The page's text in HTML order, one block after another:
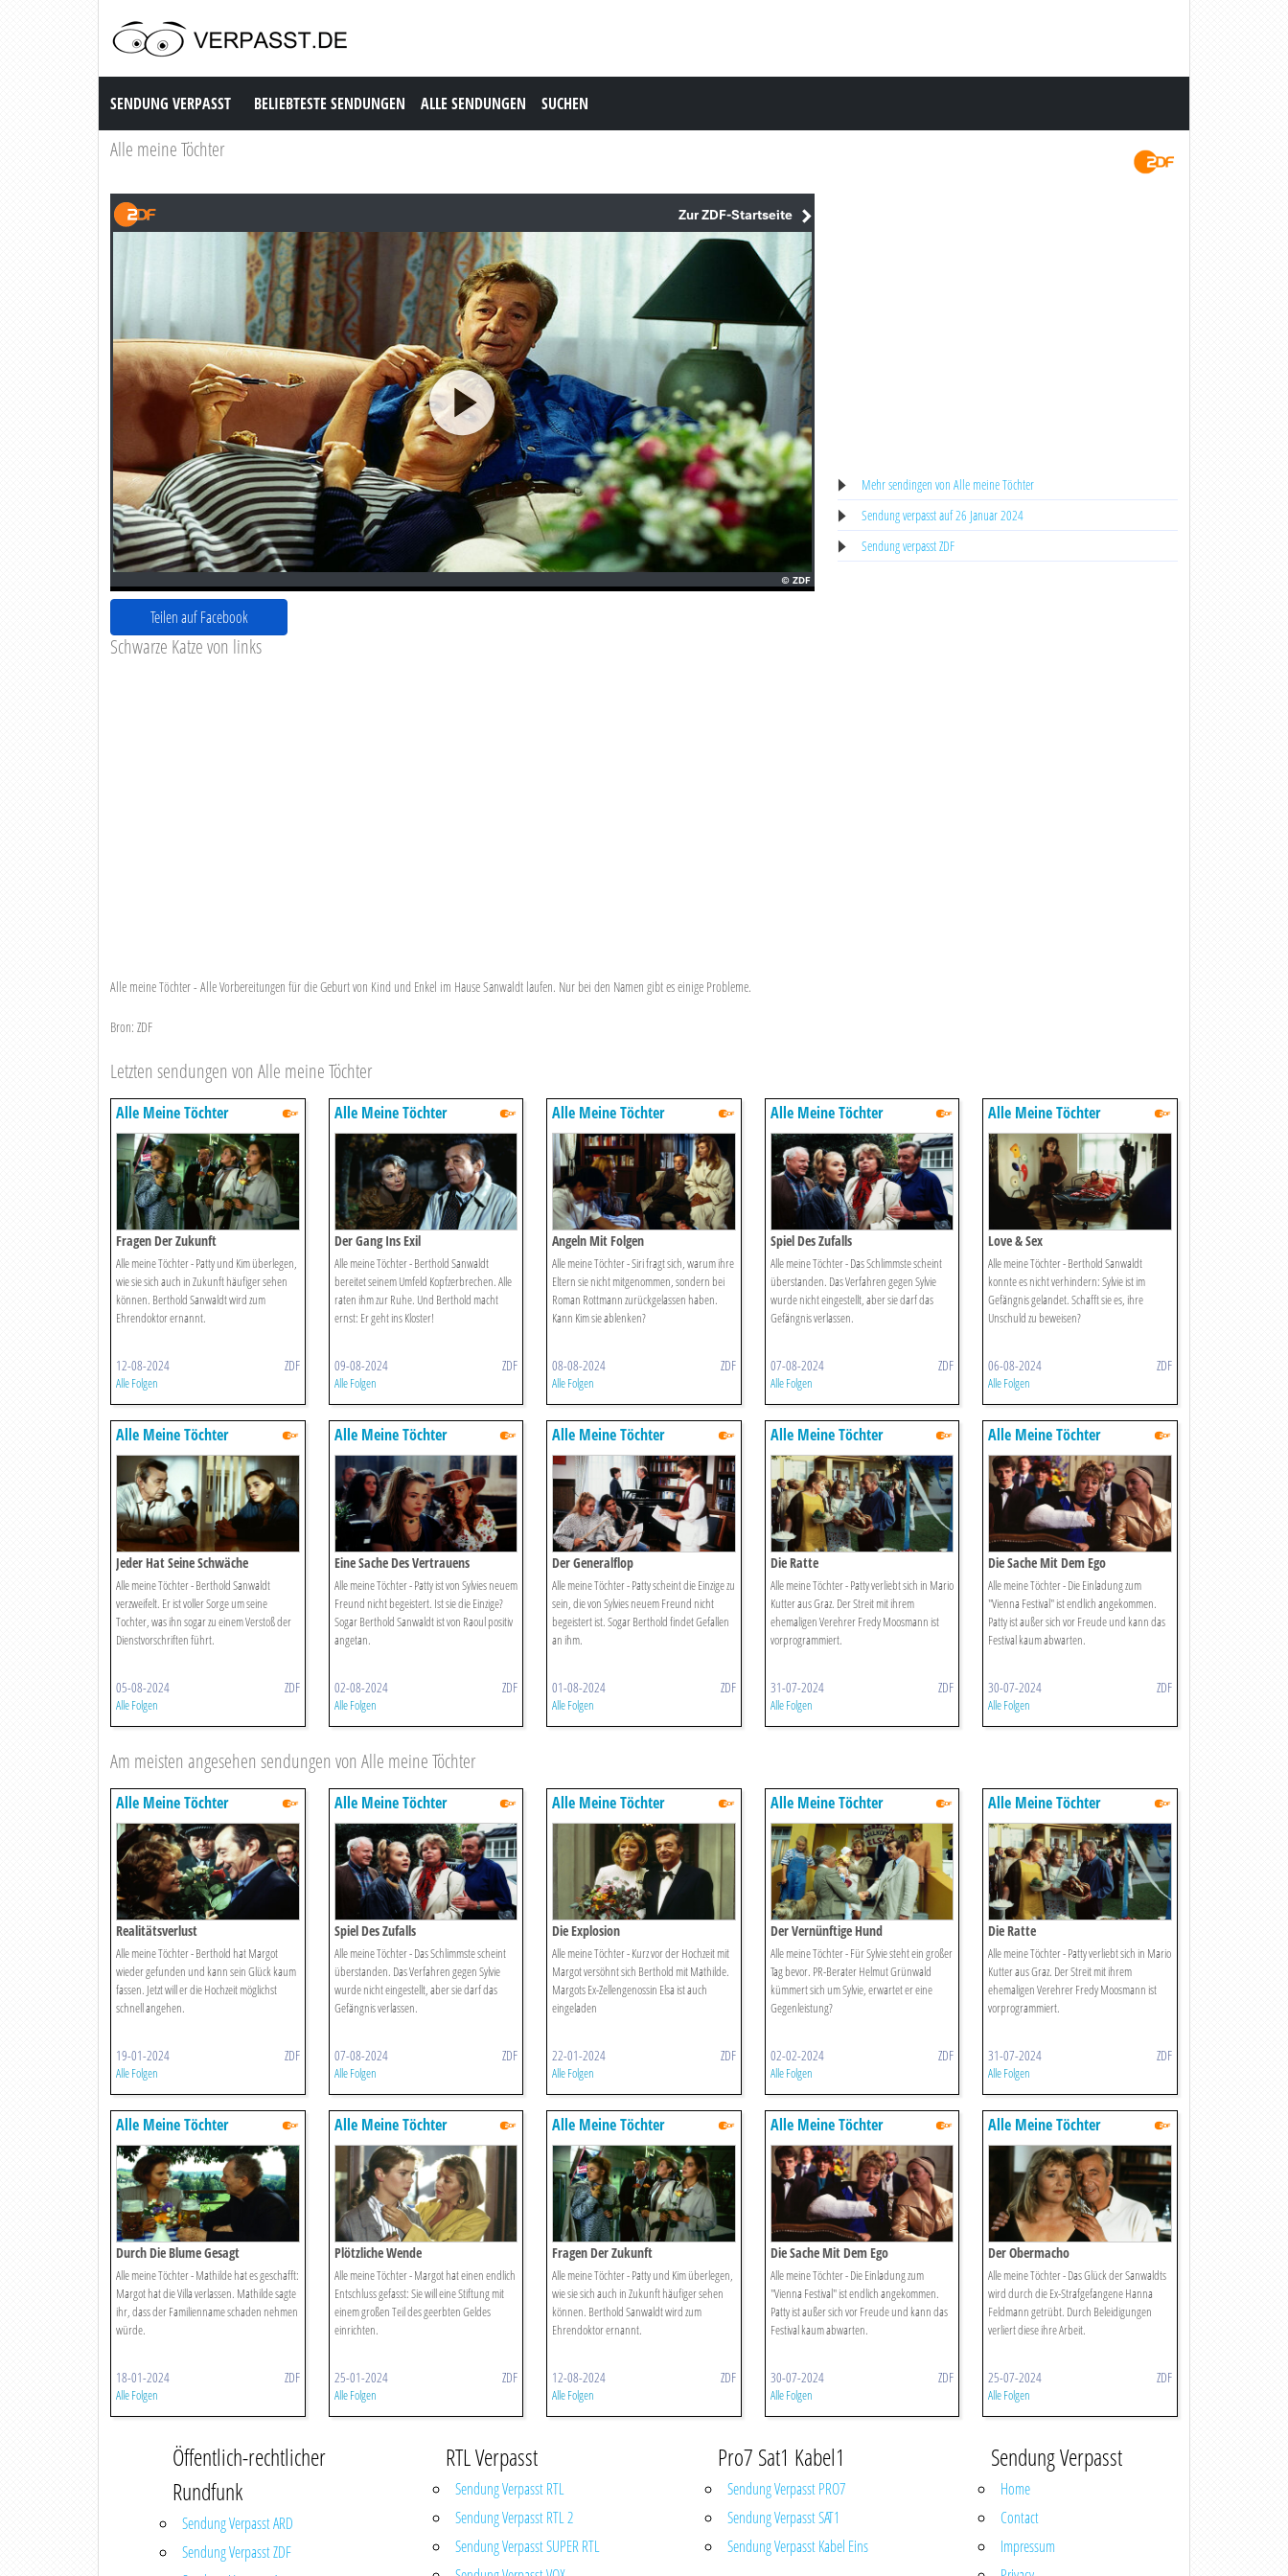
Sendung Verpasst
SENDUNG VERPASST BELIEBTESTE SENDUNGEN ALLE SENDUNGEN SUCHEN
Alle meine Töchter
Teilen auf Facebook
Schwarze Katze von links
Alle meine Töchter - Alle Vorbereitungen für die Geburt von Kind und Enkel im Hause Sanwaldt laufen. Nur bei den Namen gibt es einige Probleme.
Bron: ZDF
Mehr sendingen von Alle meine Töchter
Sendung verpasst auf 26 Januar 2024
Sendung verpasst ZDF
Letzten sendungen von Alle meine Töchter
Alle Meine Töchter
Fragen Der Zukunft
Alle meine Töchter - Patty und Kim überlegen,
wie sie sich auch in Zukunft häufiger sehen
können. Berthold Sanwaldt wird zum
Ehrendoktor ernannt.
12-08-2024 ZDF
Alle Folgen
Alle Meine Töchter
Der Gang Ins Exil
Alle meine Töchter - Berthold Sanwaldt
bereitet seinem Umfeld Kopfzerbrechen. Alle
raten ihm zur Ruhe. Und Berthold macht
ernst: Er geht ins Kloster!
09-08-2024 ZDF
Alle Folgen
Alle Meine Töchter
Angeln Mit Folgen
Alle meine Töchter - Siri fragt sich, warum ihre
Eltern sie nicht mitgenommen, sondern bei
Roman Rottmann zurückgelassen haben.
Kann Kim sie ablenken?
08-08-2024 ZDF
Alle Folgen
Alle Meine Töchter
Spiel Des Zufalls
Alle meine Töchter - Das Schlimmste scheint
überstanden. Das Verfahren gegen Sylvie
wurde nicht eingestellt, aber sie darf das
Gefängnis verlassen.
07-08-2024 ZDF
Alle Folgen
Alle Meine Töchter
Love & Sex
Alle meine Töchter - Berthold Sanwaldt
konnte es nicht verhindern: Sylvie ist im
Gefängnis gelandet. Schafft sie es, ihre
Unschuld zu beweisen?
06-08-2024 ZDF
Alle Folgen
Alle Meine Töchter
Jeder Hat Seine Schwäche
Alle meine Töchter - Berthold Sanwaldt
verzweifelt. Er ist voller Sorge um seine
Tochter, was ihn sogar zu einem Verstoß der
Dienstvorschriften führt.
05-08-2024 ZDF
Alle Folgen
Alle Meine Töchter
Eine Sache Des Vertrauens
Alle meine Töchter - Patty ist von Sylvies neuem
Freund nicht begeistert. Ist sie die Einzige?
Sogar Berthold Sanwaldt ist von Raoul positiv
angetan.
02-08-2024 ZDF
Alle Folgen
Alle Meine Töchter
Der Generalflop
Alle meine Töchter - Patty scheint die Einzige zu
sein, die von Sylvies neuem Freund nicht
begeistert ist. Sogar Berthold findet Gefallen
an ihm.
01-08-2024 ZDF
Alle Folgen
Alle Meine Töchter
Die Ratte
Alle meine Töchter - Patty verliebt sich in Mario
Kutter aus Graz. Der Streit mit ihrem
ehemaligen Verehrer Fredy Moosmann ist
vorprogrammiert.
31-07-2024 ZDF
Alle Folgen
Alle Meine Töchter
Die Sache Mit Dem Ego
Alle meine Töchter - Die Einladung zum
"Vienna Festival" ist endlich angekommen.
Patty ist außer sich vor Freude und kann das
Festival kaum abwarten.
30-07-2024 ZDF
Alle Folgen
Am meisten angesehen sendungen von Alle meine Töchter
Alle Meine Töchter
Realitätsverlust
Alle meine Töchter - Berthold hat Margot
wieder gefunden und kann sein Glück kaum
fassen. Jetzt will er die Hochzeit möglichst
schnell angehen.
19-01-2024 ZDF
Alle Folgen
Alle Meine Töchter
Spiel Des Zufalls
Alle meine Töchter - Das Schlimmste scheint
überstanden. Das Verfahren gegen Sylvie
wurde nicht eingestellt, aber sie darf das
Gefängnis verlassen.
07-08-2024 ZDF
Alle Folgen
Alle Meine Töchter
Die Explosion
Alle meine Töchter - Kurz vor der Hochzeit mit
Margot versöhnt sich Berthold mit Mathilde.
Margots Ex-Zellengenossin Elsa ist auch
eingeladen
22-01-2024 ZDF
Alle Folgen
Alle Meine Töchter
Der Vernünftige Hund
Alle meine Töchter - Für Sylvie steht ein großer
Tag bevor. PR-Berater Helmut Grünwald
kümmert sich um Sylvie, erwartet er eine
Gegenleistung?
02-02-2024 ZDF
Alle Folgen
Alle Meine Töchter
Die Ratte
Alle meine Töchter - Patty verliebt sich in Mario
Kutter aus Graz. Der Streit mit ihrem
ehemaligen Verehrer Fredy Moosmann ist
vorprogrammiert.
31-07-2024 ZDF
Alle Folgen
Alle Meine Töchter
Durch Die Blume Gesagt
Alle meine Töchter - Mathilde hat es geschafft:
Margot hat die Villa verlassen. Mathilde sagte
ihr, dass der Familienname schaden nehmen
würde.
18-01-2024 ZDF
Alle Folgen
Alle Meine Töchter
Plötzliche Wende
Alle meine Töchter - Margot hat einen endlich
Entschluss gefasst: Sie will eine Stiftung mit
einem großen Teil des geerbten Geldes
einrichten.
25-01-2024 ZDF
Alle Folgen
Alle Meine Töchter
Fragen Der Zukunft
Alle meine Töchter - Patty und Kim überlegen,
wie sie sich auch in Zukunft häufiger sehen
können. Berthold Sanwaldt wird zum
Ehrendoktor ernannt.
12-08-2024 ZDF
Alle Folgen
Alle Meine Töchter
Die Sache Mit Dem Ego
Alle meine Töchter - Die Einladung zum
"Vienna Festival" ist endlich angekommen.
Patty ist außer sich vor Freude und kann das
Festival kaum abwarten.
30-07-2024 ZDF
Alle Folgen
Alle Meine Töchter
Der Obermacho
Alle meine Töchter - Das Glück der Sanwaldts
wird durch die Ex-Strafgefangene Hanna
Feldmann getrübt. Durch Beleidigungen
verliert diese ihre Arbeit.
25-07-2024 ZDF
Alle Folgen
Öffentlich-rechtlicher
Rundfunk
Sendung Verpasst ARD
Sendung Verpasst ZDF
RTL Verpasst
Sendung Verpasst RTL
Sendung Verpasst RTL 2
Sendung Verpasst SUPER RTL
Pro7 Sat1 Kabel1
Sendung Verpasst PRO7
Sendung Verpasst SAT1
Sendung Verpasst Kabel Eins
Sendung Verpasst
Home
Contact
Impressum